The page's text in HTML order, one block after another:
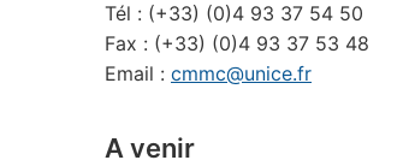
Tél : (+33) (0)4 93 37 54 50
Fax : (+33) (0)4 93 37 53 48
Email : cmmc@unice.fr
A venir